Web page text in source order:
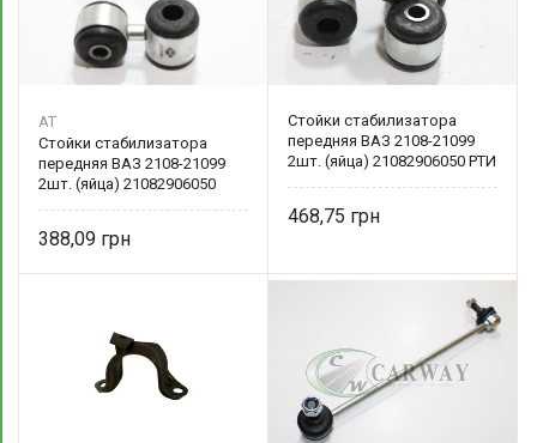
AT
Стойки стабилизатора
передняя ВАЗ 2108-21099
2шт. (яйца) 21082906050
388,09
Стойки стабилизатора
передняя ВАЗ 2108-21099
2шт. (яйца) 21082906050 РТИ
468,75